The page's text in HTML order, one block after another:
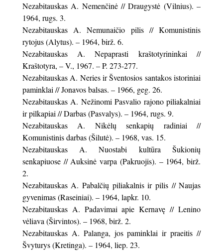
Nezabitauskas A. Nemenčinė // Draugystė (Vilnius). –
1964, rugs. 3.
Nezabitauskas A. Nemunaičio pilis // Komunistinis
rytojus (Alytus). – 1964, birž. 6.
Nezabitauskas A. Nepaprasti kraštotyrininkai //
Kraštotyra, – V., 1967. – P. 273-277.
Nezabitauskas A. Neries ir Šventosios santakos istoriniai
paminklai // Jonavos balsas. – 1966, geg. 26.
Nezabitauskas A. Nežinomi Pasvalio rajono piliakalniai
ir pilkapiai // Darbas (Pasvalys). – 1964, rugs. 9.
Nezabitauskas A. Nikėlų senkapių radiniai //
Komunistinis darbas (Šilutė). – 1968, vas. 15.
Nezabitauskas A. Nuostabi kultūra Šukionių
senkapiuose // Auksinė varpa (Pakruojis). – 1964, birž.
2.
Nezabitauskas A. Pabalčių piliakalnis ir pilis // Naujas
gyvenimas (Raseiniai). – 1964, lapkr. 10.
Nezabitauskas A. Padavimai apie Kernavę // Lenino
vėliava (Širvintos). – 1968, birž. 2.
Nezabitauskas A. Palanga, jos paminklai ir praeitis //
Švyturys (Kretinga). – 1964, liep. 23.